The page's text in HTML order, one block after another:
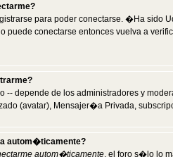
para poder conectarse. �Ha sido
conectarse entonces vuelva a
-- depende de los administradores y
(avatar), Mensajer�a Privada,
autom�ticamente?
autom�ticamente, el foro s�lo lo